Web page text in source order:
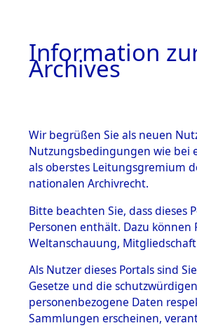
BESTÄNDE
1.
Inhaftierungsdoku
mente
1.2.9 Beim ITS
Effekten
1.2.9.1
Effekten aus
dem KZ
Dachau
Information
Archives
Wir begrüßen Sie als neuen
Nutzungsbedingungen wie bei
als oberstes Leitungsgremium
nationalen Archivrecht.
Bitte beachten Sie, dass
Personen enthält. Dazu
Weltanschauung,
Als Nutzer dieses Portals sind
Gesetze und die
personenbezogene Daten
Sammlungen erscheinen,